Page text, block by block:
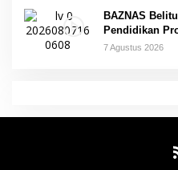
BAZNAS
Pendidikan
7 Agustus 2026